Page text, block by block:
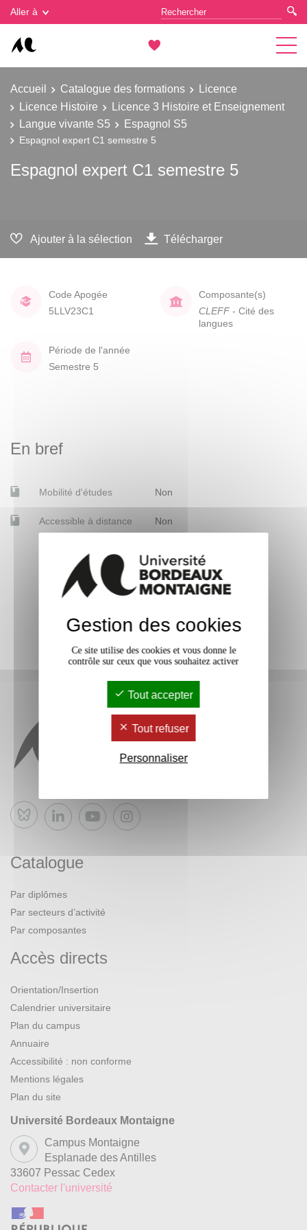
Aller à
Accueil Catalogue des formations
Licence
Licence Histoire
Licence 3 Histoire et Enseignement
Langue vivante S5
Espagnol S5
Espagnol expert C1 semestre 5
Espagnol expert C1 semestre 5
Ajouter à la sélection Télécharger
Code Apogée
5LLV23C1
Composante(s)
CLEFF - Cité des
langues
Période de l'année
Semestre 5
En bref
Mobilité d'études Non
Accessible à distance Non
Bluesky
Catalogue
Par diplômes
Par secteurs d’activité
Par composantes
Accès directs
Orientation/Insertion
Calendrier universitaire
Plan du campus
Annuaire
Accessibilité : non conforme
Mentions légales
Plan du site
Université Bordeaux Montaigne
Campus Montaigne
Esplanade des Antilles
33607 Pessac Cedex
Contacter l'université
Gestion des cookies
Gestion des cookies
Ce site utilise des cookies et vous donne le
contrôle sur ceux que vous souhaitez activer
Tout accepter
Tout refuser
Personnaliser